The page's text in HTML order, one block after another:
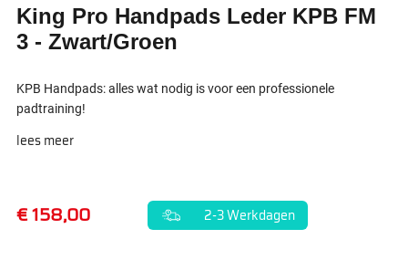
naar
het
einde
de
afbeeldingen-
naar
het
begin
de
afbeeldingen-
King Pro Handpads Leder KPB FM
3 - Zwart/Groen
KPB Handpads: alles wat nodig is voor een professionele
padtraining!
lees meer
€ 158,00 2-3 Werkdagen